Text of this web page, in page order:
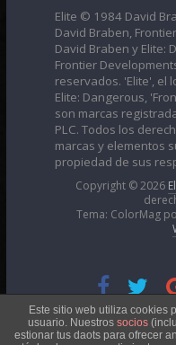
Elite © 1984 David
David Braben,
David Braben y Elite:
Frontier
reservados. 'Elite', el
Elite: Dangerous,
son marcas
PLC. Todos los
marcas y elementos
propiedad de sus
Copyright © 2026
Tema: ColorMag
Esta obra
Este sitio web utiliza cookies
usuario. Nuestros socios
estionar tus daots para ofrecer